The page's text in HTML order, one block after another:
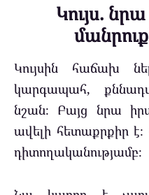
Կույս.
Կույսին հաճախ
կարգապահ,
նշան։ Բայց նրա
ավելի հետաքրքիր
դիտողականությամբ։